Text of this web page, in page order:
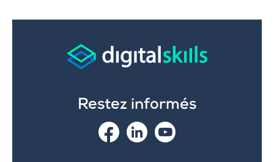
Restez informés